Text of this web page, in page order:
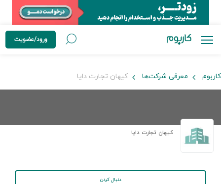
ورود/عضویت
کاربوم معرفی شرکت‌ها کیهان تجارت دایا
کیهان تجارت دایا
دنبال کردن